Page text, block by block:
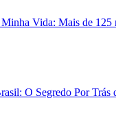
Vida: Mais de 125
O Segredo Por